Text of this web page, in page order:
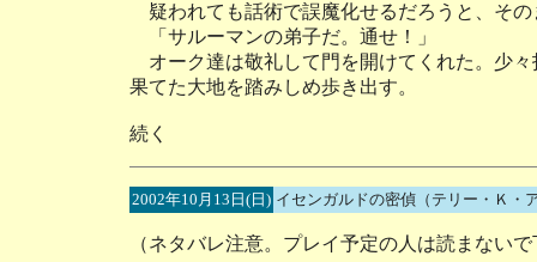
疑われても話術で誤魔化せるだろうと、そ
「サルーマンの弟子だ。通せ！」
オーク達は敬礼して門を開けてくれた。少
果てた大地を踏みしめ歩き出す。
続く
2002年10月13日(日) イセンガルドの密偵（テリー・Ｋ
（ネタバレ注意。プレイ予定の人は読まない